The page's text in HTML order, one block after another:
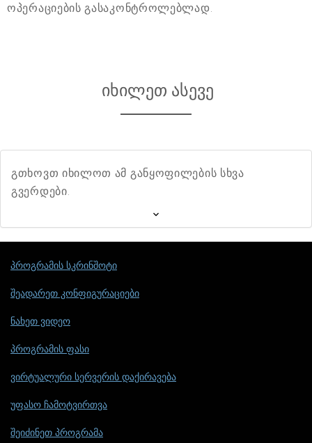
ოპერაციების გასაკონტროლებლად.
იხილეთ ასევე
გთხოვთ იხილოთ ამ განყოფილების სხვა
გვერდები.
პროგრამის სკრინშოტი
შეადარეთ კონფიგურაციები
ნახეთ ვიდეო
პროგრამის ფასი
ვირტუალური სერვერის დაქირავება
უფასო ჩამოტვირთვა
შეიძინეთ პროგრამა